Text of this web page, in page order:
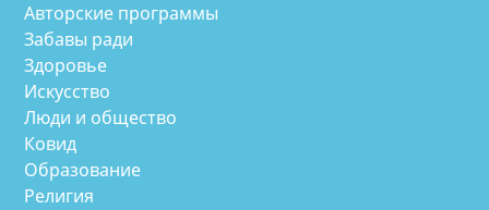
Авторские программы
Забавы ради
Здоровье
Искусство
Люди и общество
Ковид
Образование
Религия